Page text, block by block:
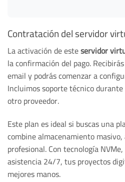
Contratación del servidor
La activación de esteservidor
la confirmación del pago.
email y podrás comenzar a
Incluimos soporte técnico
otro proveedor.
Este plan es ideal si buscas una
combine almacenamiento
profesional. Con tecnología
asistencia 24/7, tus proyectos
mejores manos.